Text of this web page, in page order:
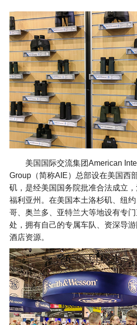
美国国际交流集团American
Group（简称AIE）总部设在美国西
矶，是经美国国务院批准合法成立
福利亚州。在美国本土洛杉矶、纽
哥、奥兰多、亚特兰大等地设有专
处，拥有自己的专属车队、资深导
酒店资源。